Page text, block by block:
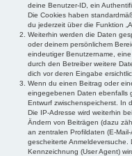
deine Benutzer-ID, ein
Die Cookies haben
du jederzeit über die Funktion
Weiterhin werden die Daten
oder deinem persönlichem
eindeutiger Benutzername,
durch den Betreiber weitere
dich vor deren Eingabe
Wenn du einen Beitrag oder
eingegebenen Daten ebenfalls
Entwurf zwischenspeicherst. In
Die IP-Adresse wird weiterhin
Ändern von Beiträgen (dazu
an zentralen Profildaten (E-
gescheiterte Anmeldeversuche.
Kennzeichnung (User Agent)